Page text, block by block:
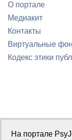
О портале
Медиакит
Контакты
Виртуальные
Кодекс этики
Портал
Правила
На портале